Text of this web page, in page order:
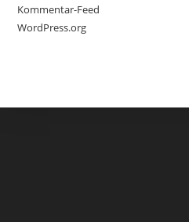
Kommentar-Feed
WordPress.org